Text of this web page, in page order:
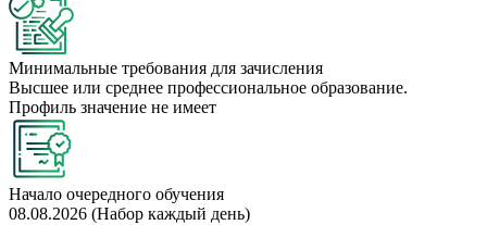
Минимальные требования для зачисления
Высшее или среднее профессиональное образование.
Профиль значение не имеет
Начало очередного обучения
08.08.2026 (Набор каждый день)